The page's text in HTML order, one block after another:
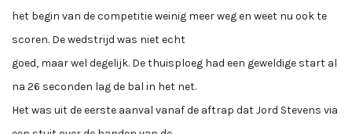
het begin van de competitie weinig meer weg en weet nu ook te
scoren. De wedstrijd was niet echt
goed, maar wel degelijk. De thuisploeg had een geweldige start al
na 26 seconden lag de bal in het net.
Het was uit de eerste aanval vanaf de aftrap dat Jord Stevens via